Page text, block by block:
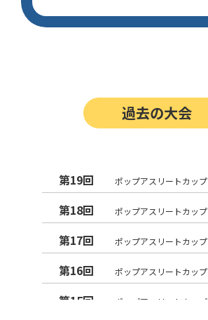
過去の大会
第19回 ポップアスリートカップ
第18回 ポップアスリートカップ
第17回 ポップアスリートカップ
第16回 ポップアスリートカップ
第15回 ポップアスリートカップ